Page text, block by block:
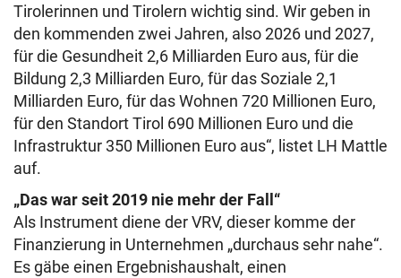
Tirolerinnen und Tirolern wichtig sind. Wir geben in
den kommenden zwei Jahren, also 2026 und 2027,
für die Gesundheit 2,6 Milliarden Euro aus, für die
Bildung 2,3 Milliarden Euro, für das Soziale 2,1
Milliarden Euro, für das Wohnen 720 Millionen Euro,
für den Standort Tirol 690 Millionen Euro und die
Infrastruktur 350 Millionen Euro aus“, listet LH Mattle
auf.
„Das war seit 2019 nie mehr der Fall“
Als Instrument diene der VRV, dieser komme der
Finanzierung in Unternehmen „durchaus sehr nahe“.
Es gäbe einen Ergebnishaushalt, einen